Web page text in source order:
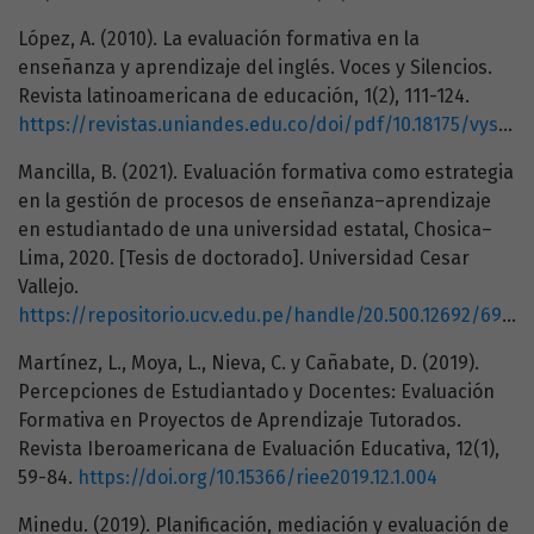
López, A. (2010). La evaluación formativa en la
enseñanza y aprendizaje del inglés. Voces y Silencios.
Revista latinoamericana de educación, 1(2), 111-124.
https://revistas.uniandes.edu.co/doi/pdf/10.18175/vys1.2.2010.01
Mancilla, B. (2021). Evaluación formativa como estrategia
en la gestión de procesos de enseñanza–aprendizaje
en estudiantado de una universidad estatal, Chosica–
Lima, 2020. [Tesis de doctorado]. Universidad Cesar
Vallejo.
https://repositorio.ucv.edu.pe/handle/20.500.12692/69175
Martínez, L., Moya, L., Nieva, C. y Cañabate, D. (2019).
Percepciones de Estudiantado y Docentes: Evaluación
Formativa en Proyectos de Aprendizaje Tutorados.
Revista Iberoamericana de Evaluación Educativa, 12(1),
59-84. https://doi.org/10.15366/riee2019.12.1.004
Minedu. (2019). Planificación, mediación y evaluación de